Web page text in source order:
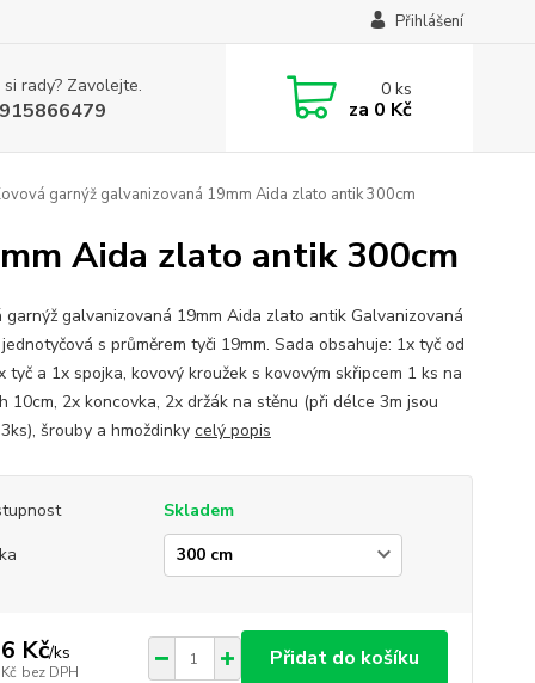
Přihlášení
rady? Zavolejte. 0ks
za 0 Kč
garnýž galvanizovaná 19mm Aida zlato antik 300cm
Aida zlato antik 300cm
garnýž galvanizovaná 19mm Aida zlato antik Galvanizovaná
s průměrem tyči 19mm. Sada obsahuje: 1x tyč od
tyč a 1x spojka, kovový kroužek s kovovým skřipcem 1 ks na
10cm, 2x koncovka, 2x držák na stěnu (při délce 3m jsou
šrouby a hmoždinky celý popis
Skladem
Kč/ks
bez DPH
Přidat do košíku